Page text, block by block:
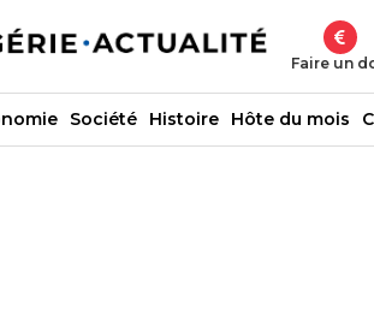
Faire un
Société Histoire Hôte du mois